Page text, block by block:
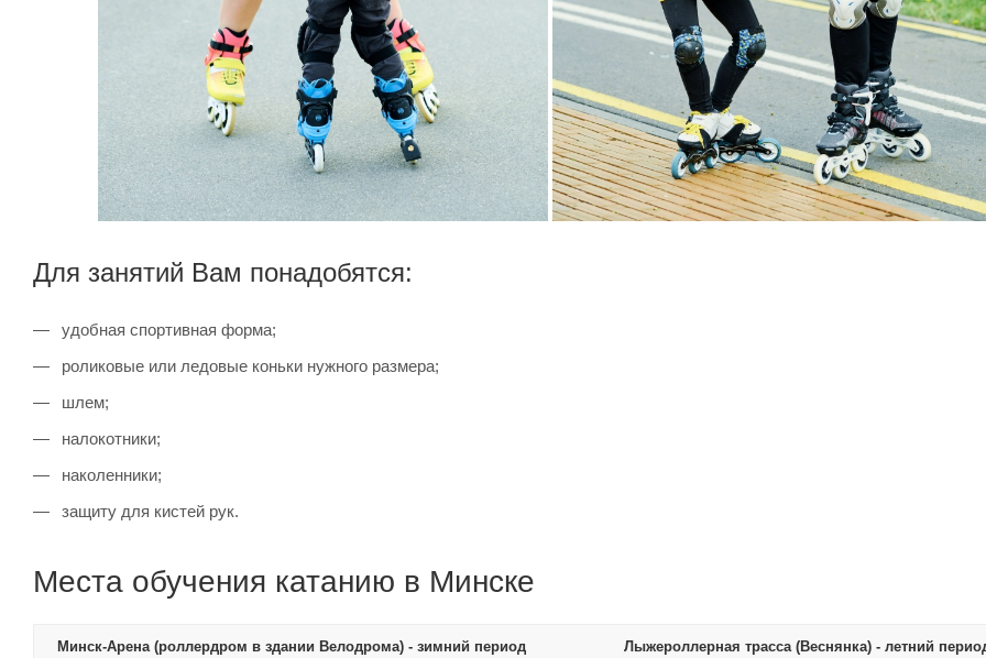
Для занятий Вам понадобятся:
удобная спортивная форма;
роликовые или ледовые коньки нужного размера;
шлем;
налокотники;
наколенники;
защиту для кистей рук.
Места обучения катанию в Минске
Минск-Арена (роллердром в здании Велодрома) - зимний период Лыжероллерная трасса (Веснянка) - летний